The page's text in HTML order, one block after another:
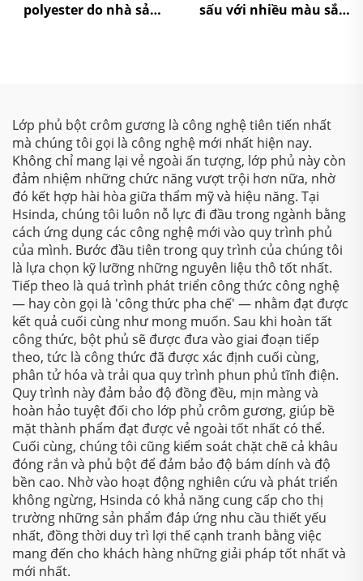
polyester do nhà sản
sấu với nhiều màu sắc
Lớp phủ bột crôm gương là công nghệ tiên tiến nhất
mà chúng tôi gọi là công nghệ mới nhất hiện nay.
Không chỉ mang lại vẻ ngoài ấn tượng, lớp phủ này còn
đảm nhiệm những chức năng vượt trội hơn nữa, nhờ
đó kết hợp hài hòa giữa thẩm mỹ và hiệu năng. Tại
Hsinda, chúng tôi luôn nỗ lực đi đầu trong ngành bằng
cách ứng dụng các công nghệ mới vào quy trình phủ
của mình. Bước đầu tiên trong quy trình của chúng tôi
là lựa chọn kỹ lưỡng những nguyên liệu thô tốt nhất.
Tiếp theo là quá trình phát triển công thức công nghệ
— hay còn gọi là 'công thức pha chế' — nhằm đạt được
kết quả cuối cùng như mong muốn. Sau khi hoàn tất
công thức, bột phủ sẽ được đưa vào giai đoạn tiếp
theo, tức là công thức đã được xác định cuối cùng,
phân tử hóa và trải qua quy trình phun phủ tĩnh điện.
Quy trình này đảm bảo độ đồng đều, mịn màng và
hoàn hảo tuyệt đối cho lớp phủ crôm gương, giúp bề
mặt thành phẩm đạt được vẻ ngoài tốt nhất có thể.
Cuối cùng, chúng tôi cũng kiểm soát chặt chẽ cả khâu
đóng rắn và phủ bột để đảm bảo độ bám dính và độ
bền cao. Nhờ vào hoạt động nghiên cứu và phát triển
không ngừng, Hsinda có khả năng cung cấp cho thị
trường những sản phẩm đáp ứng nhu cầu thiết yếu
nhất, đồng thời duy trì lợi thế cạnh tranh bằng việc
mang đến cho khách hàng những giải pháp tốt nhất và
mới nhất.